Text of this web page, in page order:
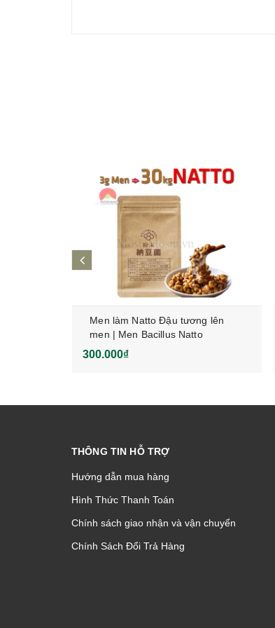
Men làm Natto Đậu tương lên
men | Men Bacillus Natto
300.000₫
THÔNG TIN HỖ TRỢ
Hướng dẫn mua hàng
Hình Thức Thanh Toán
Chính sách giao nhận và vận chuyển
Chính Sách Đổi Trả Hàng